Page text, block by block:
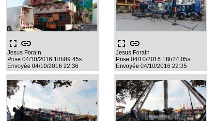
fullscreen link
Jesus Forain
Prise 04/10/2016 18h09 45s
Envoyée 04/10/2016 22:36
fullscreen link
Jesus Forain
Prise 04/10/2016 18h24 05s
Envoyée 04/10/2016 22:35